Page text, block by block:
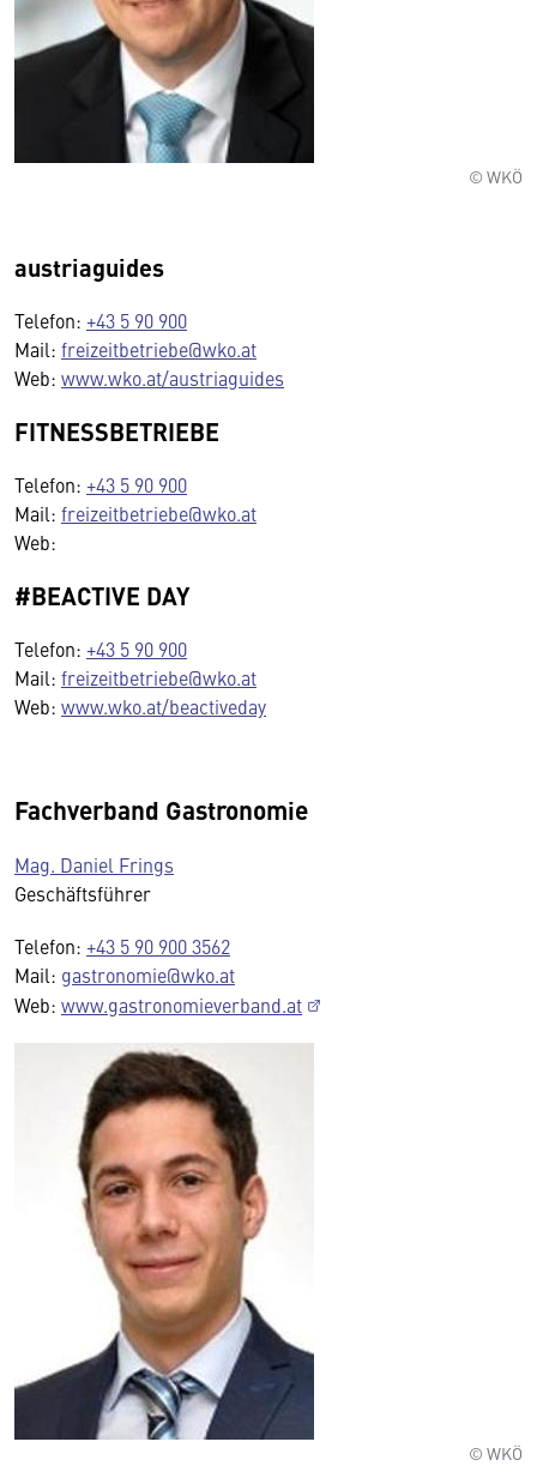
© WKÖ
austriaguides
Telefon: +43 5 90 900
Mail: freizeitbetriebe@wko.at
Web: www.wko.at/austriaguides
FITNESSBETRIEBE
Telefon: +43 5 90 900
Mail: freizeitbetriebe@wko.at
Web:
#BEACTIVE DAY
Telefon: +43 5 90 900
Mail: freizeitbetriebe@wko.at
Web: www.wko.at/beactiveday
Fachverband Gastronomie
Mag. Daniel Frings
Geschäftsführer
Telefon: +43 5 90 900 3562
Mail: gastronomie@wko.at
Web: www.gastronomieverband.at
© WKÖ